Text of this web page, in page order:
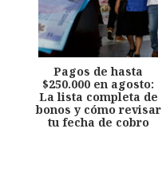
Pagos de hasta
$250.000 en agosto:
La lista completa de
bonos y cómo revisar
tu fecha de cobro